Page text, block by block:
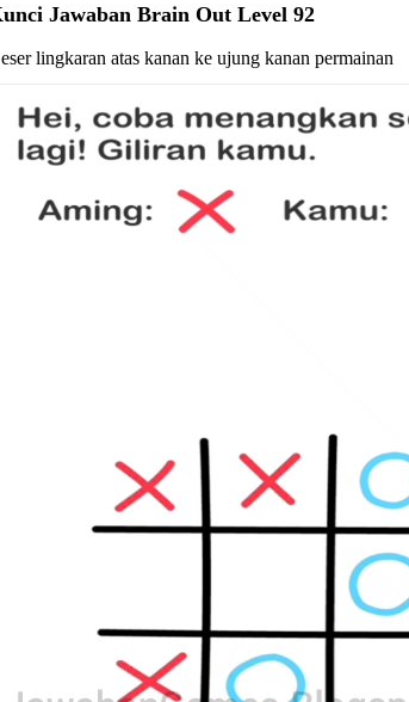
Jawaban Brain Out Level 92
lingkaran atas kanan ke ujung kanan permainan